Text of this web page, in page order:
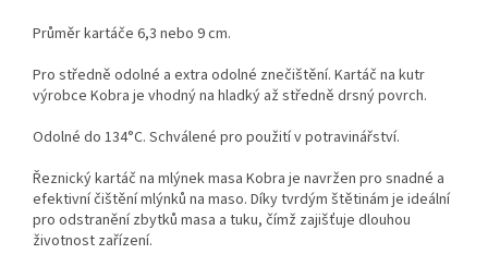
Průměr kartáče 6,3 nebo 9 cm.
Pro středně odolné a extra odolné znečištění. Kartáč na kutr
výrobce Kobra je vhodný na hladký až středně drsný povrch.
Odolné do 134°C. Schválené pro použití v potravinářství.
Řeznický kartáč na mlýnek masa Kobra je navržen pro snadné a
efektivní čištění mlýnků na maso. Díky tvrdým štětinám je ideální
pro odstranění zbytků masa a tuku, čímž zajišťuje dlouhou
životnost zařízení.